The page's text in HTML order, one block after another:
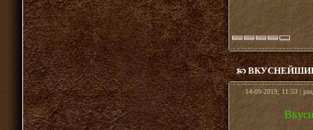
14-09-2019, 11:53 |